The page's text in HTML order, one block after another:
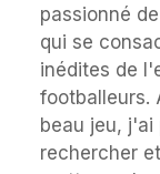
passionné
qui se
inédites de
footballeurs.
beau jeu, j'ai
rechercher